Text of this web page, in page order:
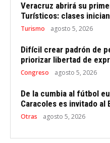
Veracruz abrirá su
Turísticos: clases
Turismo agosto 5, 2026
Difícil crear padrón de
priorizar libertad de
Congreso agosto 5, 2026
De la cumbia al fútbol
Caracoles es invitado al
Otras agosto 5, 2026